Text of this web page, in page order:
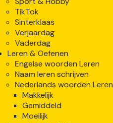
TikTok
Sinterklaas
Verjaardag
Vaderdag
Leren & Oefenen
Engelse woorden Leren
Naam leren schrijven
Nederlands woorden Leren
Makkelijk
Gemiddeld
Moeilijk